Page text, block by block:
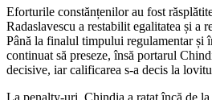
Eforturile constănțenilor au fost
Radaslavescu a restabilit egalitatea și a
Până la finalul timpului regulamentar și
continuat să preseze, însă portarul
decisive, iar calificarea s-a decis la
La penalty-uri, Chindia a ratat încă de